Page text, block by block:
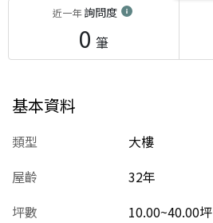
近一年詢問度
0 筆
基本資料
類型
大樓
屋齡
32年
坪數
10.00~40.00坪